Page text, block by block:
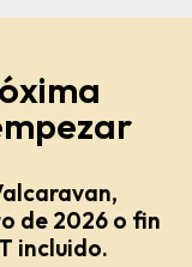
de 2026 o fin
incluido.